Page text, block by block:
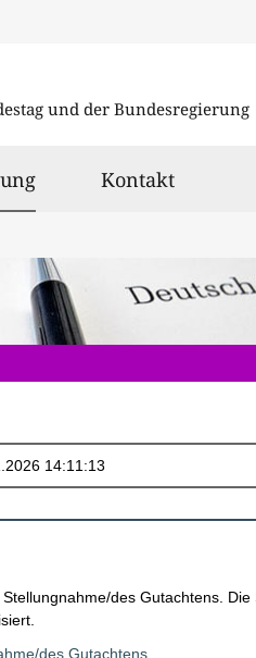
und der Bundesregierung
ausgewählt
Kontakt
des Gutachtens.
des Gutachtens